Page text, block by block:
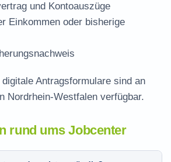
und Kontoauszüge
Einkommen oder bisherige
Antragsformulare sind an
Nordrhein-Westfalen verfügbar.
rund ums Jobcenter